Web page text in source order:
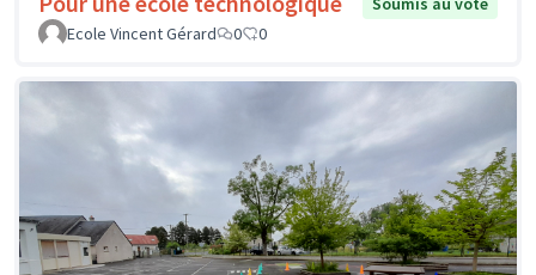
Ecole Vincent Gérard
0 0